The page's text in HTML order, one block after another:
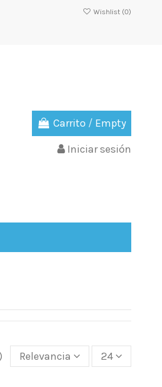
Wishlist (0)
Carrito / Empty
Iniciar sesión
Relevancia 24